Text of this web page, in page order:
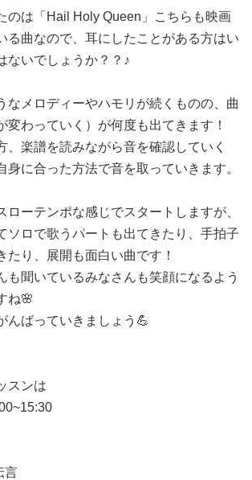
のは「Hail Holy Queen」こちらも映画
る曲なので、耳にしたことがある方はい
ないでしょうか？？♪
なメロディーやハモリが続くものの、曲
変わっていく）が何度も出てきます！
、楽譜を読みながら音を確認していく
身に合った方法で音を取っていきます。
ローテンポな感じでスタートしますが、
ソロで歌うパートも出てきたり、手拍子
たり、展開も面白い曲です！
も聞いているみなさんも笑顔になるよう
ね🌸
んばっていきましょう💪
スンは
言